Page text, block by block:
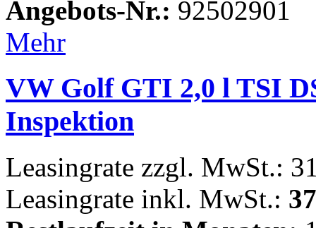
Angebots-Nr.: 92502901
Mehr
VW Golf GTI 2,0 l TSI
Inspektion
Leasingrate zzgl. MwSt.:
Leasingrate inkl. MwSt.: